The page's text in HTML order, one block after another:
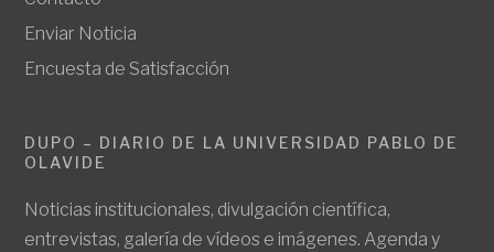
Enviar Noticia
Encuesta de Satisfacción
DUPO – DIARIO DE LA UNIVERSIDAD PABLO DE
OLAVIDE
Noticias institucionales, divulgación científica,
entrevistas, galería de vídeos e imágenes. Agenda y